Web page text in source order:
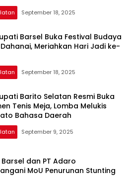
September 18, 2025
Barsel Buka Festival Budaya
Meriahkan Hari Jadi ke-
September 18, 2025
Barito Selatan Resmi Buka
Tenis Meja, Lomba Melukis
Bahasa Daerah
September 9, 2025
dan PT Adaro
MoU Penurunan Stunting